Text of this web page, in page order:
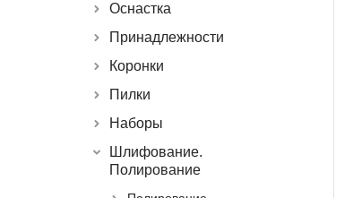
Оснастка
Принадлежности
Коронки
Пилки
Наборы
Шлифование.
Полирование